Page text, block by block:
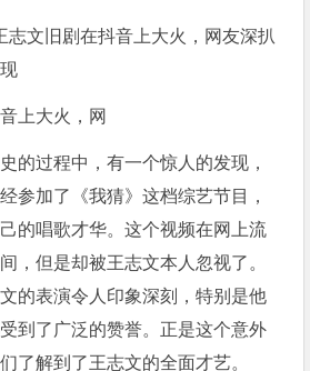
上大火，网
的过程中，有一个惊人的发现，
参加了《我猜》这档综艺节目，
的唱歌才华。这个视频在网上流
，但是却被王志文本人忽视了。
的表演令人印象深刻，特别是他
到了广泛的赞誉。正是这个意外
了解到了王志文的全面才艺。